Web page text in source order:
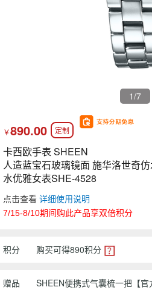
1/7
￥890.00 定制
卡西欧手表 SHEEN
人造蓝宝石玻璃镜面 施华洛世奇
水优雅女表SHE-4528
点击查看 详细使用说明
7/15-8/10期间购此产品享双倍积分
积分 购买可得890积分
赠品 SHEEN便携式气囊梳一把【官